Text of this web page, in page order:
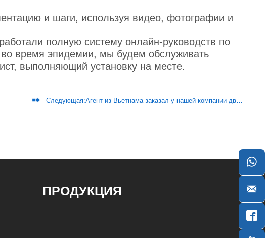
и шаги, используя видео, фотографии и
полную систему онлайн-руководств по
во время эпидемии, мы будем обслуживать
выполняющий установку на месте.
 Следующая:Агент из Вьетнама заказал у нашей компании два комплекта двухколонной сварочной машины SXBH20.
ПРОДУКЦИЯ


